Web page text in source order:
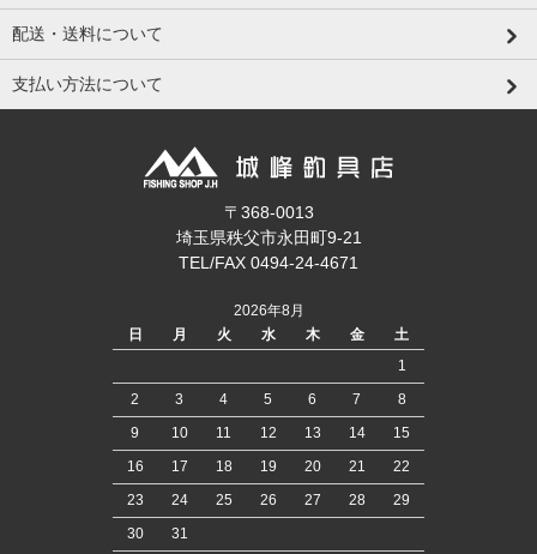
配送・送料について
支払い方法について
〒368-0013
埼玉県秩父市永田町9-21
TEL/FAX 0494-24-4671
2026年8月
日
月 火 水 木 金
土
1
2
3 4 5 6 7
8
9
10 11 12 13 14
15
16
17 18 19 20 21
22
23
24 25 26 27 28
29
30
31